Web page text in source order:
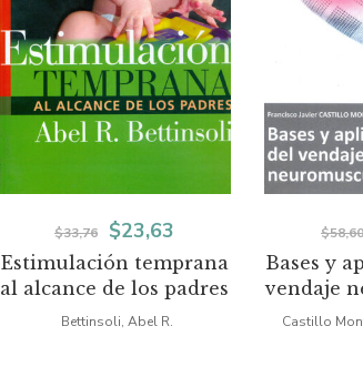
Estimulación temprana
al alcance de los padres
$33,76
El
precio
original
$23,63
precio
Bettinsoli, Abel R.
Bases y
vendaje
$58,60
Castillo